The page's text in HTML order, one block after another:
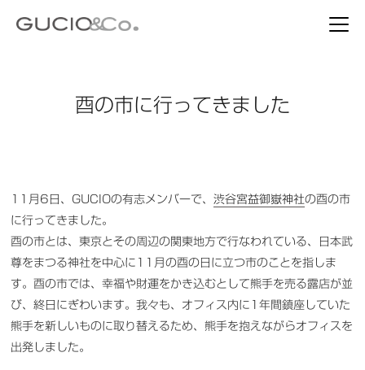
酉の市に行ってきました
11月6日、GUCIOの有志メンバーで、渋谷宮益御嶽神社の酉の市
に行ってきました。
酉の市とは、東京とその周辺の関東地方で行なわれている、日本武
尊をまつる神社を中心に11月の酉の日に立つ市のことを指しま
す。酉の市では、幸福や財運をかき込むとして熊手を売る露店が並
び、終日にぎわいます。我々も、オフィス内に1年間鎮座していた
熊手を新しいものに取り替えるため、熊手を抱えながらオフィスを
出発しました。